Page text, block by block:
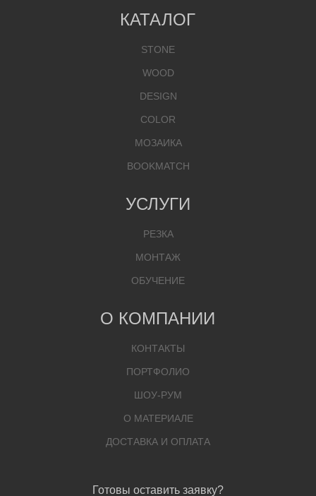
Готовы оставить заявку?
КАТАЛОГ
STONE
WOOD
DESIGN
COLOR
МОЗАИКА
BOOKMATCH
УСЛУГИ
РЕЗКА
МОНТАЖ
ОБУЧЕНИЕ
О КОМПАНИИ
КОНТАКТЫ
ПОРТФОЛИО
ШОУ-РУМ
О МАТЕРИАЛЕ
ДОСТАВКА И ОПЛАТА